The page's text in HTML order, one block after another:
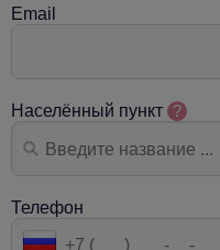
Email
Населённый пункт ?
Телефон